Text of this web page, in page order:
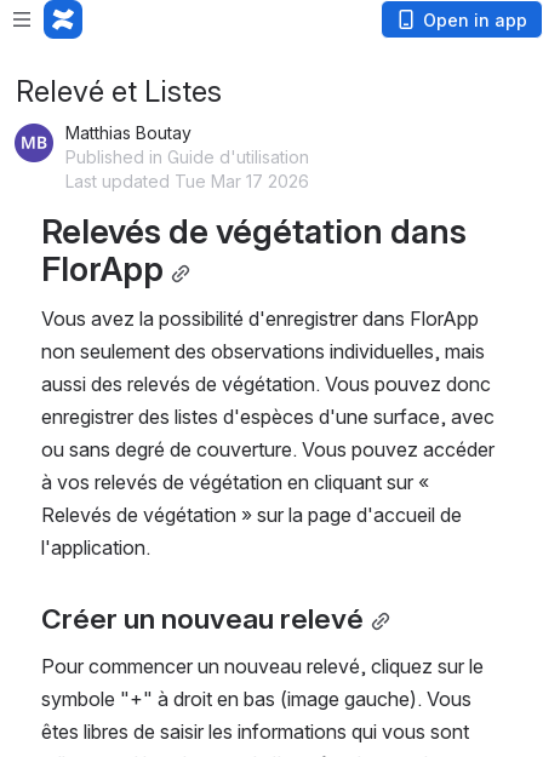
Open in app
Relevé et Listes
Matthias Boutay
Published in Guide d'utilisation
Last updated Tue Mar 17 2026
Relevés de végétation dans
FlorApp
Vous avez la possibilité d'enregistrer dans FlorApp
non seulement des observations individuelles, mais
aussi des relevés de végétation. Vous pouvez donc
enregistrer des listes d'espèces d'une surface, avec
ou sans degré de couverture. Vous pouvez accéder
à vos relevés de végétation en cliquant sur «
Relevés de végétation » sur la page d'accueil de
l'application.
Créer un nouveau relevé
Pour commencer un nouveau relevé, cliquez sur le
symbole "+" à droit en bas (image gauche). Vous
êtes libres de saisir les informations qui vous sont